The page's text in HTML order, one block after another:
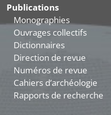
Publications
Monographies
Ouvrages collectifs
Dictionnaires
Direction de revue
Numéros de revue
Cahiers d’archéologie
Rapports de recherche